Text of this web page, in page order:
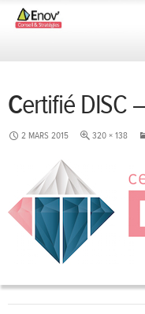
Search
SKIP
Certifié
2 MARS 2015 320 × 138